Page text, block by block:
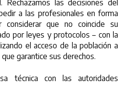
las decisiones del
a las profesionales en forma
considerar que no coincide su
por leyes y protocolos – con la
el acceso de la población a
garantice sus derechos.
técnica con las autoridades